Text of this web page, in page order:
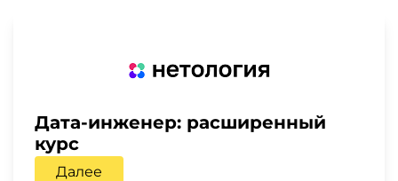
Дата-инженер: расширенный
курс
Далее